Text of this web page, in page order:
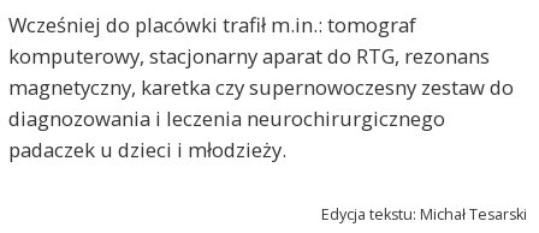
Wcześniej do placówki trafił m.in.: tomograf
komputerowy, stacjonarny aparat do RTG, rezonans
magnetyczny, karetka czy supernowoczesny zestaw do
diagnozowania i leczenia neurochirurgicznego
padaczek u dzieci i młodzieży.
Edycja tekstu: Michał Tesarski